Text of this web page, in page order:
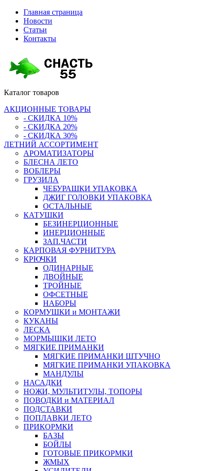
Главная страница
Новости
Статьи
Контакты
Каталог товаров
АКЦИОННЫЕ ТОВАРЫ
- СКИДКА 10%
- СКИДКА 20%
- СКИДКА 30%
ЛЕТНИЙ АССОРТИМЕНТ
АРОМАТИЗАТОРЫ
БЛЕСНА ЛЕТО
ВОБЛЕРЫ
ГРУЗИЛА
ЧЕБУРАШКИ УПАКОВКА
ДЖИГ ГОЛОВКИ УПАКОВКА
ОСТАЛЬНЫЕ
КАТУШКИ
БЕЗИНЕРЦИОННЫЕ
ИНЕРЦИОННЫЕ
ЗАП.ЧАСТИ
КАРПОВАЯ ФУРНИТУРА
КРЮЧКИ
ОДИНАРНЫЕ
ДВОЙНЫЕ
ТРОЙНЫЕ
ОФСЕТНЫЕ
НАБОРЫ
КОРМУШКИ и МОНТАЖИ
КУКАНЫ
ЛЕСКА
МОРМЫШКИ ЛЕТО
МЯГКИЕ ПРИМАНКИ
МЯГКИЕ ПРИМАНКИ ШТУЧНО
МЯГКИЕ ПРИМАНКИ УПАКОВКА
МАНДУЛЫ
НАСАДКИ
НОЖИ, МУЛЬТИТУЛЫ, ТОПОРЫ
ПОВОДКИ и МАТЕРИАЛ
ПОДСТАВКИ
ПОПЛАВКИ ЛЕТО
ПРИКОРМКИ
БАЗЫ
БОЙЛЫ
ГОТОВЫЕ ПРИКОРМКИ
ЖМЫХ